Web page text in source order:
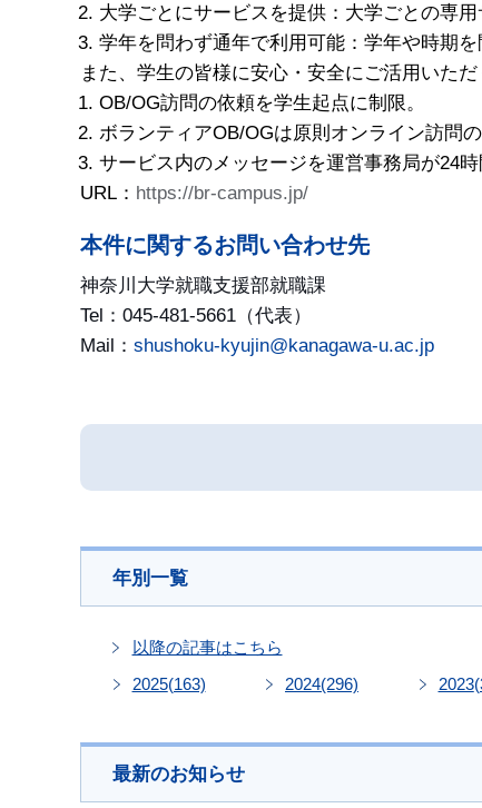
大学ごとにサービスを提供：大学ごとの専
学年を問わず通年で利用可能：学年や時期
また、学生の皆様に安心・安全にご活用いた
OB/OG訪問の依頼を学生起点に制限。
ボランティアOB/OGは原則オンライン訪問
サービス内のメッセージを運営事務局が24
URL： https://br-campus.jp/
本件に関するお問い合わせ先
神奈川大学就職支援部就職課
Tel：045-481-5661（代表）
Mail： shushoku-kyujin@kanagawa-u.ac.jp
年別一覧
以降の記事はこちら
2025(163) 2024(296) 2023
最新のお知らせ